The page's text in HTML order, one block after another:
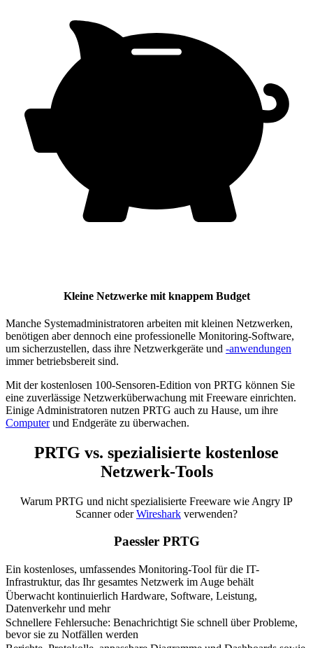
Kleine Netzwerke mit knappem Budget
Manche Systemadministratoren arbeiten mit kleinen Netzwerken,
benötigen aber dennoch eine professionelle Monitoring-Software,
um sicherzustellen, dass ihre Netzwerkgeräte und -anwendungen
immer betriebsbereit sind.
Mit der kostenlosen 100-Sensoren-Edition von PRTG können Sie
eine zuverlässige Netzwerküberwachung mit Freeware einrichten.
Einige Administratoren nutzen PRTG auch zu Hause, um ihre
Computerund Endgeräte zu überwachen.
PRTG vs. spezialisierte kostenlose
Netzwerk-Tools
Warum PRTG und nicht spezialisierte Freeware wie Angry IP
Scanner oderWireshark verwenden?
Paessler PRTG
Ein kostenloses, umfassendes Monitoring-Tool für die IT-
Infrastruktur, das Ihr gesamtes Netzwerk im Auge behält
Überwacht kontinuierlich Hardware, Software, Leistung,
Datenverkehr und mehr
Schnellere Fehlersuche: Benachrichtigt Sie schnell über Probleme,
bevor sie zu Notfällen werden